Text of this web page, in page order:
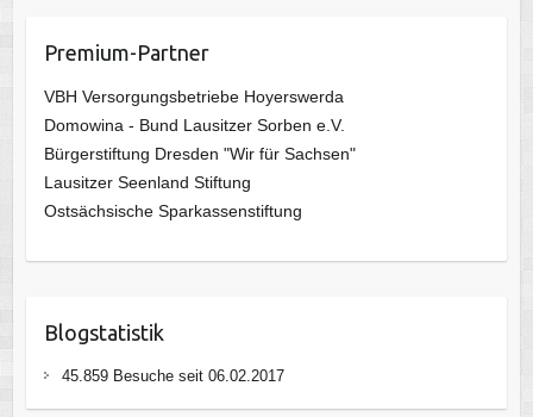
Premium-Partner
VBH Versorgungsbetriebe Hoyerswerda
Domowina - Bund Lausitzer Sorben e.V.
Bürgerstiftung Dresden "Wir für Sachsen"
Lausitzer Seenland Stiftung
Ostsächsische Sparkassenstiftung
Blogstatistik
45.859 Besuche seit 06.02.2017